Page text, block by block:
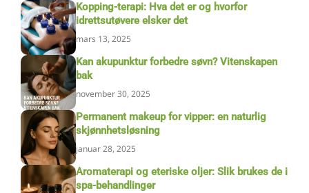
Kopping-terapi: Hva det er og hvorfor
idrettsutøvere elsker det
mars 13, 2025
Kan akupunktur forbedre søvn? Vitenskapen
bak
november 30, 2025
Permanent makeup for vipper: en naturlig
skjønnhetsløsning
januar 28, 2025
Aromaterapi og eteriske oljer: Slik brukes de i
spa-behandlinger